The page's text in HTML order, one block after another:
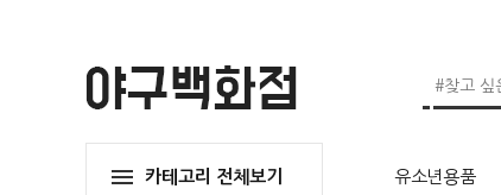
카테고리 전체보기 유소년용품